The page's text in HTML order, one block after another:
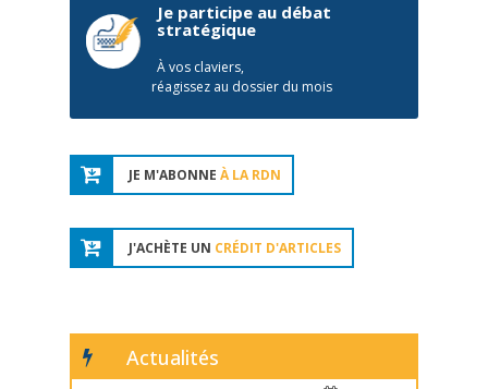
Je participe au débat
stratégique
À vos claviers,
réagissez au dossier du mois
JE M'ABONNE À LA RDN
J'ACHÈTE UN CRÉDIT D'ARTICLES
Actualités